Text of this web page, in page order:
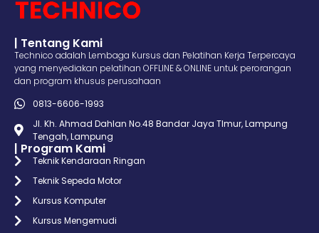
| Tentang Kami
Technico adalah Lembaga Kursus dan Pelatihan Kerja Terpercaya
yang menyediakan pelatihan OFFLINE & ONLINE untuk perorangan
dan program khusus perusahaan
0813-6606-1993
Jl. Kh. Ahmad Dahlan No.48 Bandar Jaya TImur, Lampung
Tengah, Lampung
| Program Kami
Teknik Kendaraan Ringan
Teknik Sepeda Motor
Kursus Komputer
Kursus Mengemudi